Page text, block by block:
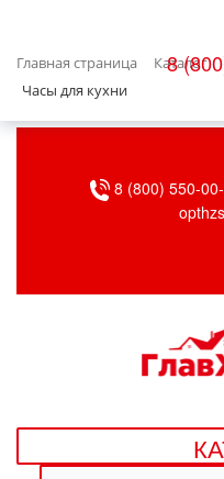
8
Главная страница Каталог
Часы для кухни
БЫТОВАЯ ТЕХНИКА
ВЕНТИЛЯЦИЯ
ДАЧА, САД И ОГОРОД
ДЕТСКИЕ ТОВАРЫ
8 (800) 550-